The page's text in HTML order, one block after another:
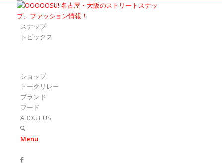
スナップ
トピックス
ショップ
トークリレー
ブランド
フード
ABOUT US
Menu